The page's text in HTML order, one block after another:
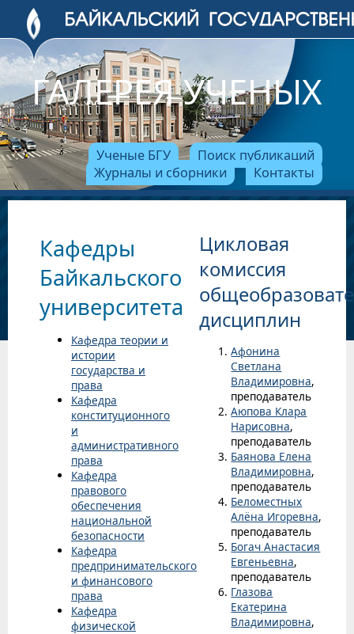
ГАЛЕРЕЯ УЧЕНЫХ
Ученые БГУ
Поиск публикаций
Журналы и сборники
Контакты
Кафедры
Байкальского
университета
Кафедра теории и
истории
государства и
права
Кафедра
конституционного
и
административного
права
Кафедра
правового
обеспечения
национальной
безопасности
Кафедра
предпринимательского
и финансового
права
Кафедра
физической
Цикловая
комиссия
дисциплин
Афонина
Светлана
Владимировна,
преподаватель
Аюпова Клара
Нарисовна,
преподаватель
Баянова Елена
Владимировна,
преподаватель
Беломестных
Алёна Игоревна,
преподаватель
Богач Анастасия
Евгеньевна,
преподаватель
Глазова
Екатерина
Владимировна,